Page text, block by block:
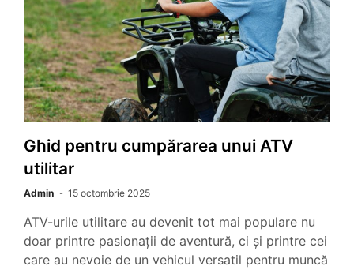
Ghid pentru cumpărarea unui ATV
utilitar
Admin 15 octombrie 2025
ATV-urile utilitare au devenit tot mai populare nu
doar printre pasionații de aventură, ci și printre cei
care au nevoie de un vehicul versatil pentru muncă